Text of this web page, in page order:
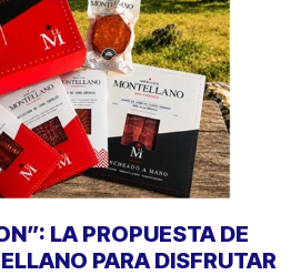
LA PROPUESTA DE
PARA DISFRUTAR